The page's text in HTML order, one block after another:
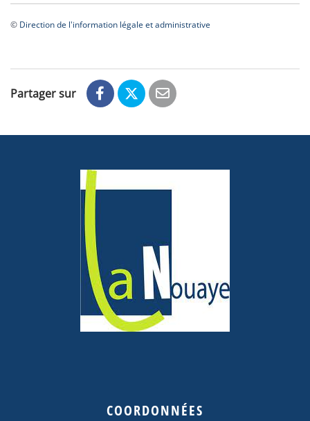
© Direction de l'information légale et administrative
Partager sur
COORDONNÉES